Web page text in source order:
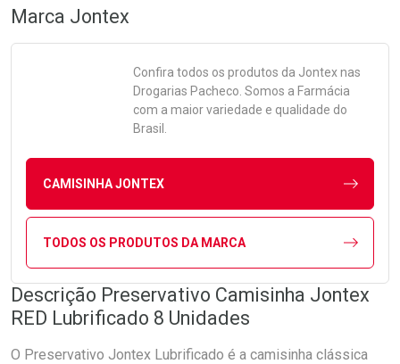
Marca Jontex
Confira todos os produtos da Jontexnas
Drogarias Pacheco. Somos a Farmácia
com a maior variedade e qualidade do
Brasil.
CAMISINHA JONTEX
TODOS OS PRODUTOS DA MARCA
Descrição Preservativo Camisinha Jontex
RED Lubrificado 8 Unidades
O Preservativo Jontex Lubrificado é a camisinha clássica